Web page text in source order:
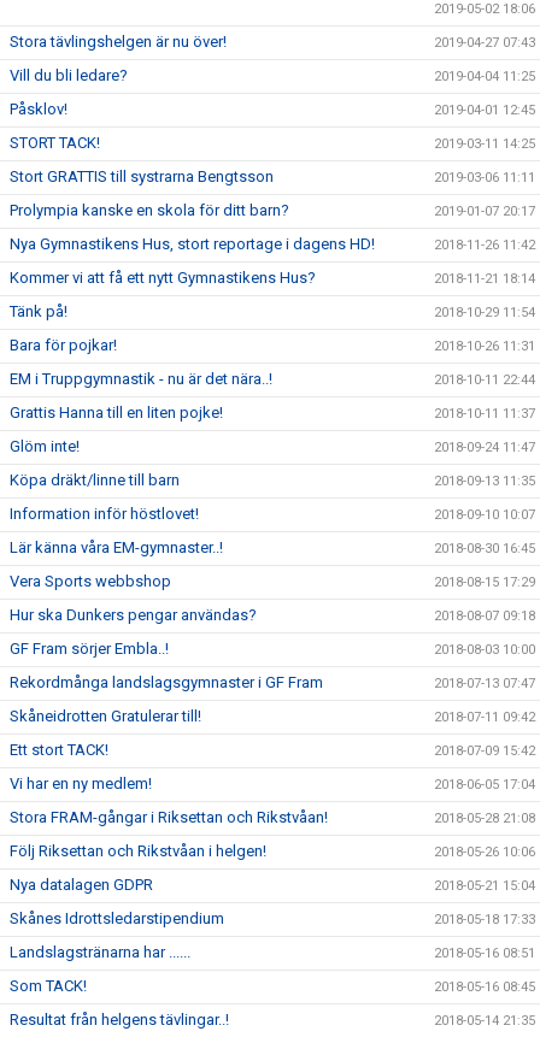
2019-05-02 18:06
Stora tävlingshelgen är nu över! 2019-04-27 07:43
Vill du bli ledare? 2019-04-04 11:25
Påsklov! 2019-04-01 12:45
STORT TACK! 2019-03-11 14:25
Stort GRATTIS till systrarna Bengtsson 2019-03-06 11:11
Prolympia kanske en skola för ditt barn? 2019-01-07 20:17
Nya Gymnastikens Hus, stort reportage i dagens HD! 2018-11-26 11:42
Kommer vi att få ett nytt Gymnastikens Hus? 2018-11-21 18:14
Tänk på! 2018-10-29 11:54
Bara för pojkar! 2018-10-26 11:31
EM i Truppgymnastik - nu är det nära..! 2018-10-11 22:44
Grattis Hanna till en liten pojke! 2018-10-11 11:37
Glöm inte! 2018-09-24 11:47
Köpa dräkt/linne till barn 2018-09-13 11:35
Information inför höstlovet! 2018-09-10 10:07
Lär känna våra EM-gymnaster..! 2018-08-30 16:45
Vera Sports webbshop 2018-08-15 17:29
Hur ska Dunkers pengar användas? 2018-08-07 09:18
GF Fram sörjer Embla..! 2018-08-03 10:00
Rekordmånga landslagsgymnaster i GF Fram 2018-07-13 07:47
Skåneidrotten Gratulerar till! 2018-07-11 09:42
Ett stort TACK! 2018-07-09 15:42
Vi har en ny medlem! 2018-06-05 17:04
Stora FRAM-gångar i Riksettan och Rikstvåan! 2018-05-28 21:08
Följ Riksettan och Rikstvåan i helgen! 2018-05-26 10:06
Nya datalagen GDPR 2018-05-21 15:04
Skånes Idrottsledarstipendium 2018-05-18 17:33
Landslagstränarna har ...... 2018-05-16 08:51
Som TACK! 2018-05-16 08:45
Resultat från helgens tävlingar..! 2018-05-14 21:35